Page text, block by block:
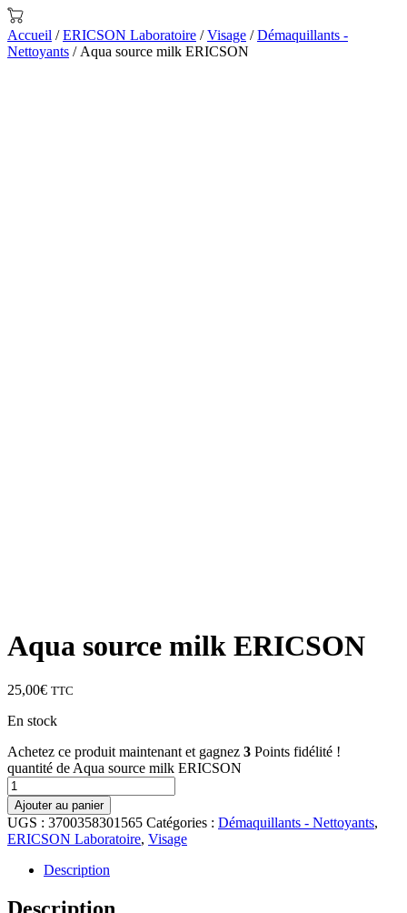
Accueil /ERICSON Laboratoire /Visage /Démaquillants -
Nettoyants / Aqua source milk ERICSON
Aqua source milk ERICSON
25,00€ TTC
En stock
Achetez ce produit maintenant et gagnez 3 Points fidélité !
quantité de Aqua source milk ERICSON
Ajouter au panier
UGS : 3700358301565 Catégories : Démaquillants - Nettoyants,
ERICSON Laboratoire, Visage
Description